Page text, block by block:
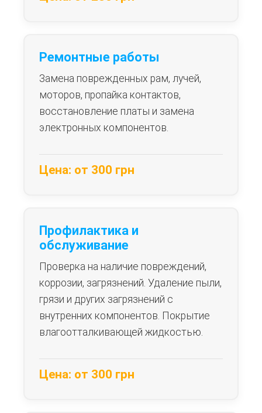
Ремонтные работы
Замена поврежденных рам, лучей,
моторов, пропайка контактов,
восстановление платы и замена
электронных компонентов.
Цена: от 300 грн
Профилактика и
обслуживание
Проверка на наличие повреждений,
коррозии, загрязнений. Удаление пыли,
грязи и других загрязнений с
внутренних компонентов. Покрытие
влагоотталкивающей жидкостью.
Цена: от 300 грн